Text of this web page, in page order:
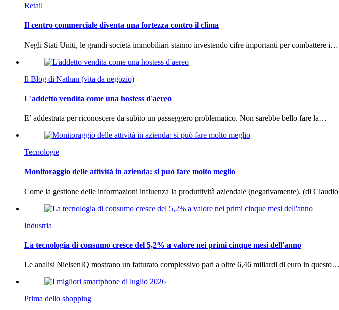
Retail
Il centro commerciale diventa una fortezza contro il clima
Negli Stati Uniti, le grandi società immobiliari stanno investendo cifre importanti per combattere i…
Il Blog di Nathan (vita da negozio)
L'addetto vendita come una hostess d'aereo
E’ addestrata per riconoscere da subito un passeggero problematico. Non sarebbe bello fare la…
Tecnologie
Monitoraggio delle attività in azienda: si può fare molto meglio
Come la gestione delle informazioni influenza la produttività aziendale (negativamente). (di
Industria
La tecnologia di consumo cresce del 5,2% a valore nei primi cinque mesi dell'anno
Le analisi NielsenIQ mostrano un fatturato complessivo pari a oltre 6,46 miliardi di euro in questo…
Prima dello shopping